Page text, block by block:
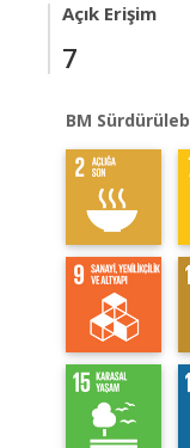
Açık Erişim
7
BM